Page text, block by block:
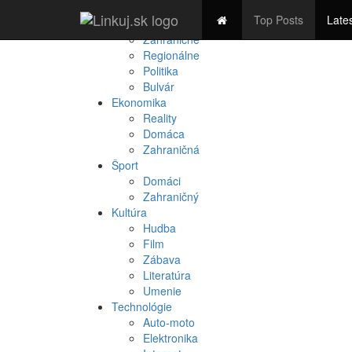
Top Posts
Domáce
Zahraničné
Regionálne
Politika
Bulvár
Ekonomika
Reality
Domáca
Zahraničná
Šport
Domáci
Zahraničný
Kultúra
Hudba
Film
Zábava
Literatúra
Umenie
Technológie
Auto-moto
Elektronika